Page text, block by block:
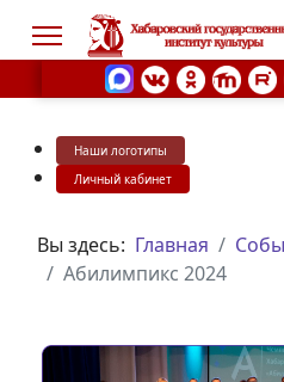
Наши логотипы
Личный кабинет
Вы здесь: Главная
Абилимпикс 2024